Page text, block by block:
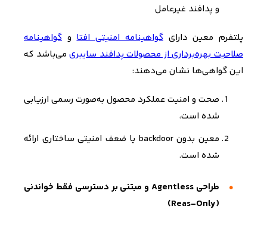
و پدافند غیرعامل
پلتفرم معین دارایگواهینامه امنیتی افتاو گواهینامه
صلاحیت بهره‌برداری از محصولات پدافند سایبریمی‌باشد که
این گواهی‌ها نشان می‌دهند:
صحت و امنیت عملکرد محصول به‌صورت رسمی ارزیابی
شده است،
معین بدونbackdoor یا ضعف‌ امنیتی ساختاری ارائه
شده است.
طراحی Agentlessو مبتنی بر دسترسی فقط‌ خواندنی
(Reas-Only)